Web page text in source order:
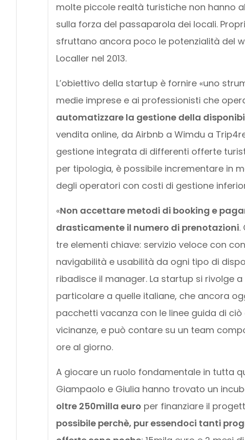
molte piccole realtà turistiche non hanno
sulla forza del passaparola dei locali.
sfruttano ancora poco le potenzialità del
Localler nel 2013.
L’obiettivo della startup è fornire «uno
medie imprese e ai professionisti che
automatizzare la gestione della
vendita online, da Airbnb a Wimdu a
gestione integrata di differenti offerte
per tipologia, è possibile incrementare in
degli operatori con costi di gestione
«Non accettare metodi di booking e
drasticamente il numero di prenotazioni.
tre elementi chiave: servizio veloce con
navigabilità e usabilità da ogni tipo di
ribadisce il manager. La startup si rivolge
particolare a quelle italiane, che ancora
pacchetti vacanza con le linee guida di
vicinanze, e può contare su un team
ore al giorno.
A giocare un ruolo fondamentale in tutta
Giampaolo e Giulia hanno trovato un
oltre 250milla euro per finanziare il
possibile perchè, pur essendoci tanti